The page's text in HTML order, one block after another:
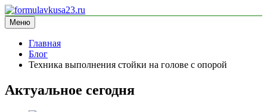
Перейти
к
содержимому
formulavkusa23.ru
блог про спорт
Меню
Главная
Блог
Техника выполнения стойки на голове с опорой
Актуальное сегодня